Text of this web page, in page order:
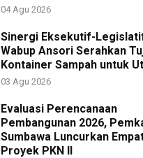
04 Agu 2026
Sinergi Eksekutif-
Wabup Ansori Serahkan
Kontainer Sampah untuk
03 Agu 2026
Evaluasi Perencanaan
Pembangunan 2026,
Sumbawa Luncurkan
Proyek PKN II